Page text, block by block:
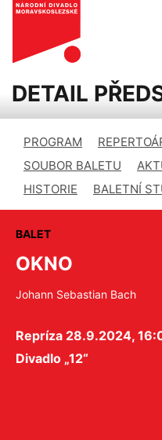
DETAIL
PROGRAM
SOUBOR BALETU
HISTORIE
BALETNÍ
BALET
OKNO
Johann Sebastian Bach
Repríza 28.9.2024,
Divadlo „12“